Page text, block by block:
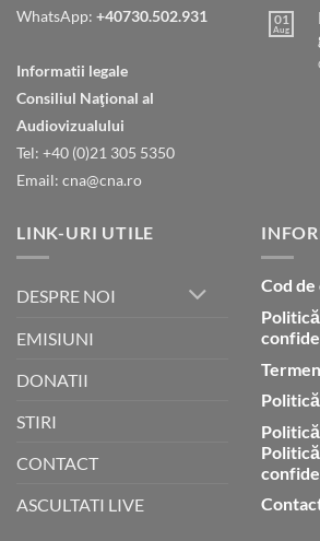
WhatsApp: +40730.502.931
Informatii legale
Consiliul Naţional al
Audiovizualului
Tel: +40 (0)21 305 5350
Email: cna@cna.ro
01
Aug
LINK-URI UTILE
DESPRE NOI
EMISIUNI
DONATII
STIRI
CONTACT
ASCULTATI LIVE
Cod